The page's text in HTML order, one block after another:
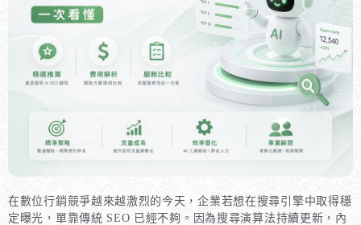
在數位行銷競爭越來越激烈的今天，企業若想在搜尋引擎中取得穩
定曝光，單靠傳統 SEO 已經不夠。因為搜尋演算法持續更新，內